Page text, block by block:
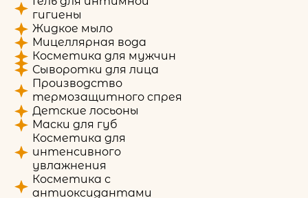
гигиены
Жидкое мыло
Мицеллярная вода
Косметика для мужчин
Сыворотки для лица
Производство
термозащитного спрея
Детские лосьоны
Маски для губ
Косметика для
интенсивного
увлажнения
Косметика с
антиоксидантами